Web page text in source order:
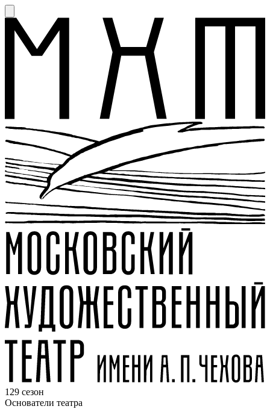
129 сезон
Основатели театра